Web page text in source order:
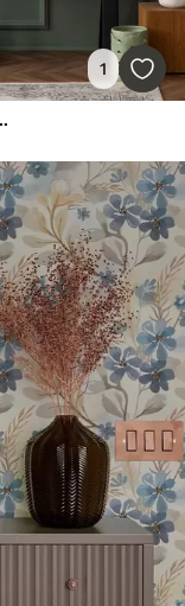
1
alcachofas